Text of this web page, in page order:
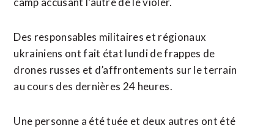
Des responsables militaires et régionaux
ukrainiens ont fait état lundi de frappes de
drones russes et d’affrontements sur le terrain
au cours des dernières 24 heures.
Une personne a été tuée et deux autres ont ⁠été